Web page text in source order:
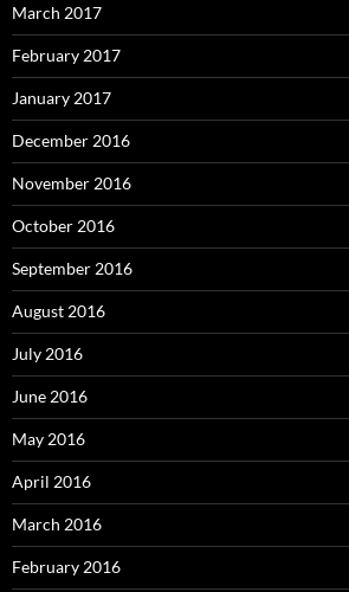
March 2017
February 2017
January 2017
December 2016
November 2016
October 2016
September 2016
August 2016
July 2016
June 2016
May 2016
April 2016
March 2016
February 2016